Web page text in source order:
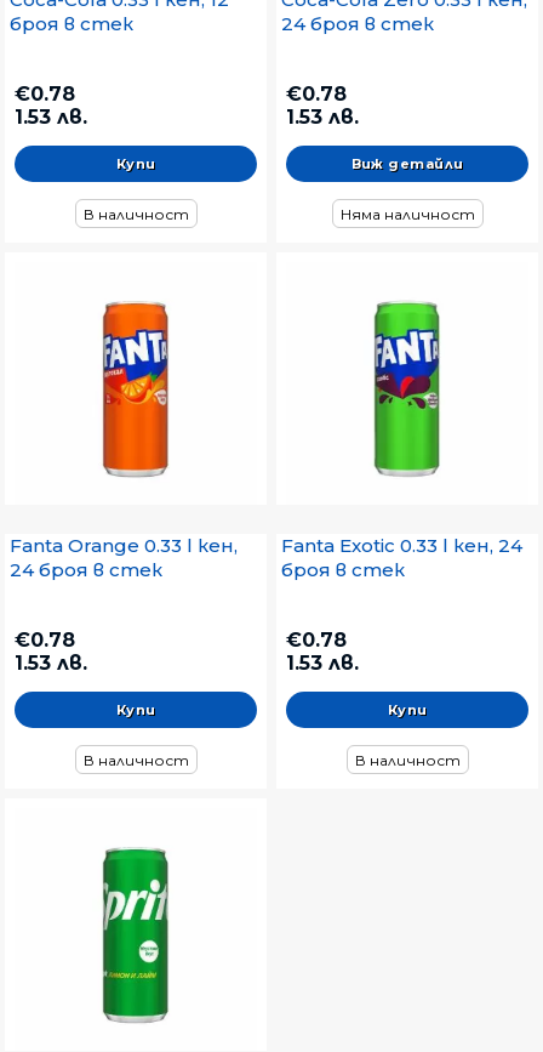
броя в стек
€0.78
1.53 лв.
В наличност
24 броя в стек
€0.78
1.53 лв.
Виж детайли
Няма наличност
Fanta Orange 0.33 l кен,
24 броя в стек
€0.78
1.53 лв.
В наличност
Fanta Exotic 0.33 l кен, 24
броя в стек
€0.78
1.53 лв.
В наличност